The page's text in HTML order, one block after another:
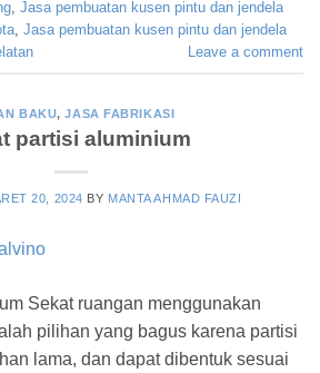
, Jasa pembuatan kusen pintu dan jendela
, Jasa pembuatan kusen pintu dan jendela
Leave a comment
BAKU,JASA FABRIKASI
partisi aluminium
20, 2024 BY MANTA AHMAD FAUZI
Sekat ruangan menggunakan
pilihan yang bagus karena partisi
lama, dan dapat dibentuk sesuai